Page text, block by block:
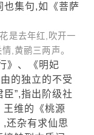
也集句,如《菩萨
是去年红,吹开一
,黄鹂三两声。
、《明妃
的独立的不受
”,指出阶级社
维的《桃源
还杂有求仙思